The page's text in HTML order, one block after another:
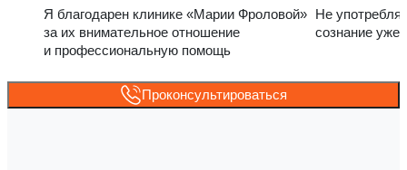
Я благодарен клинике «Марии Фроловой»
за их внимательное отношение
и профессиональную помощь
Не
сознание уже
Проконсультироваться